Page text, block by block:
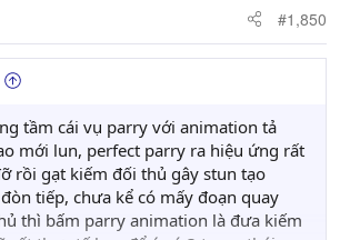
#1,850
tầm cái vụ parry với animation tả
mới lun, perfect parry ra hiệu ứng rất
rồi gạt kiếm đối thủ gây stun tạo
tiếp, chưa kể có mấy đoạn quay
thì bấm parry animation là đưa kiếm